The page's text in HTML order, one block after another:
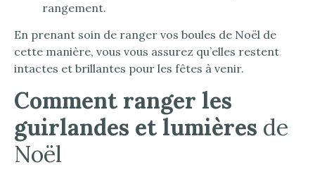
rangement.
En prenant soin de ranger vos boules de Noël de
cette manière, vous vous assurez qu’elles restent
intactes et brillantes pour les fêtes à venir.
Comment ranger les
guirlandes et lumières de
Noël